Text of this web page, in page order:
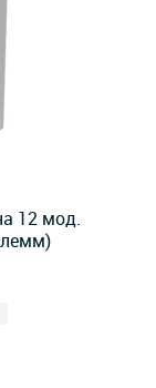
12 мод.